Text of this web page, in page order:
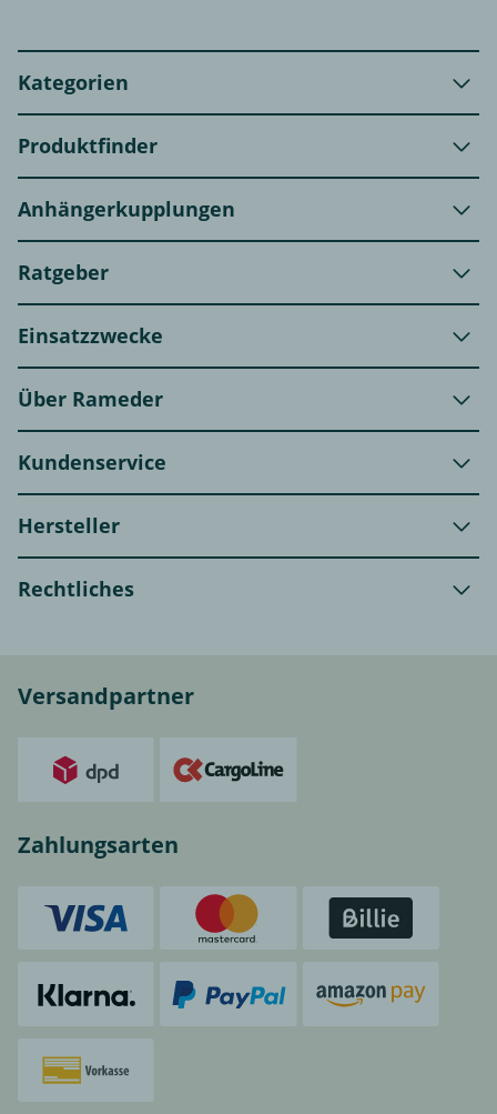
Kategorien
Produktfinder
Anhängerkupplungen
Ratgeber
Einsatzzwecke
Über Rameder
Kundenservice
Hersteller
Rechtliches
Versandpartner
Zahlungsarten